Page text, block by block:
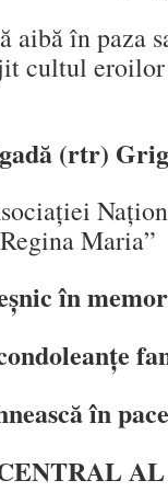
aibă în paza
cultul
(rtr)
Maria”
în
în